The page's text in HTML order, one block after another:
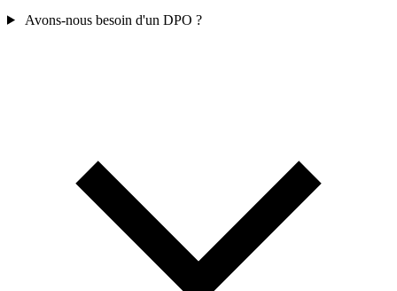
Avons-nous besoin d'un DPO ?